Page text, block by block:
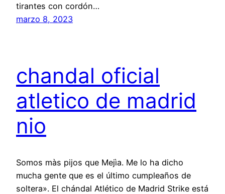
tirantes con cordón…
marzo 8, 2023
chandal oficial
atletico de madrid
nio
Somos màs pijos que Mejìa. Me lo ha dicho
mucha gente que es el último cumpleaños de
soltera». El chándal Atlético de Madrid Strike está